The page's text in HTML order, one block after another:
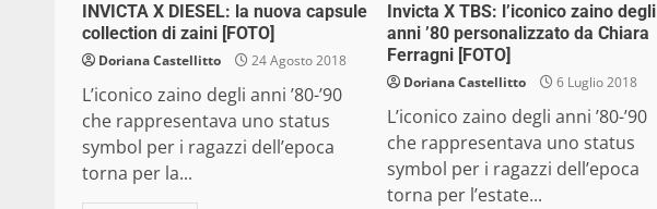
INVICTA X DIESEL: la nuova capsule
collection di zaini [FOTO]
Doriana Castellitto 24 Agosto 2018
L’iconico zaino degli anni ’80-’90
che rappresentava uno status
symbol per i ragazzi dell’epoca
torna per la...
Invicta X TBS: l’iconico zaino degli
anni ’80 personalizzato da Chiara
Ferragni [FOTO]
Doriana Castellitto 6 Luglio 2018
L’iconico zaino degli anni ’80-’90
che rappresentava uno status
symbol per i ragazzi dell’epoca
torna per l’estate...